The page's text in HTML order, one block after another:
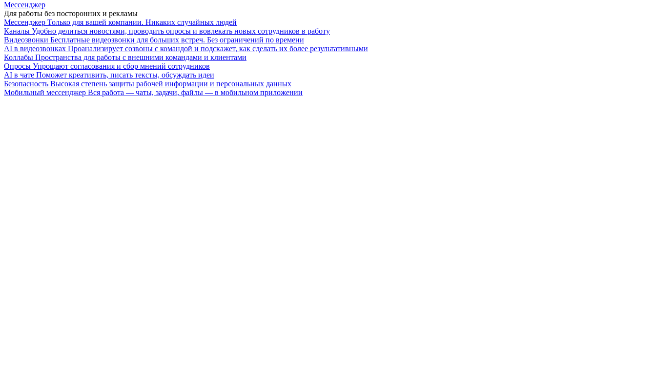
Мессенджер
Для работы без посторонних и рекламы
Мессенджер Только для вашей компании. Никаких случайных людей
Каналы Удобно делиться новостями, проводить опросы и вовлекать новых сотрудников в работу
Видеозвонки Бесплатные видеозвонки для больших встреч. Без ограничений по времени
AI в видеозвонках Проанализирует созвоны с командой и подскажет, как сделать их более результативными
Коллабы Пространства для работы с внешними командами и клиентами
Опросы Упрощают согласования и сбор мнений сотрудников
AI в чате Поможет креативить, писать тексты, обсуждать идеи
Безопасность Высокая степень защиты рабочей информации и персональных данных
Мобильный мессенджер Вся работа — чаты, задачи, файлы — в мобильном приложении